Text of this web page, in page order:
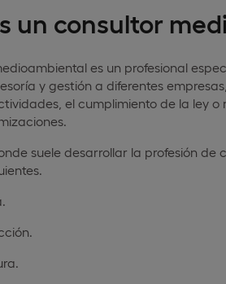
un consultor
es un profesional
y gestión a diferentes
el cumplimiento de la ley
suele desarrollar la profesión